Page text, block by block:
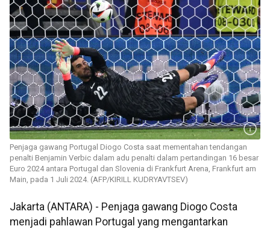
Penjaga gawang Portugal Diogo Costa saat mementahan tendangan
penalti Benjamin Verbic dalam adu penalti dalam pertandingan 16 besar
Euro 2024 antara Portugal dan Slovenia di Frankfurt Arena, Frankfurt am
Main, pada 1 Juli 2024. (AFP/KIRILL KUDRYAVTSEV)
Jakarta (ANTARA) - Penjaga gawang Diogo Costa
menjadi pahlawan Portugal yang mengantarkan